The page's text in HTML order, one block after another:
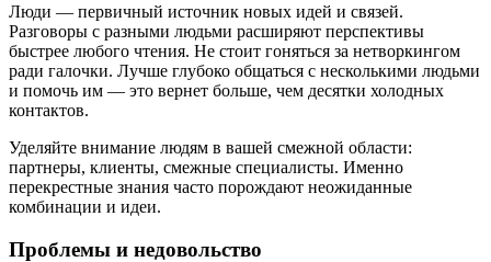
Люди — первичный источник новых идей и связей.
Разговоры с разными людьми расширяют перспективы
быстрее любого чтения. Не стоит гоняться за нетворкингом
ради галочки. Лучше глубоко общаться с несколькими людьми
и помочь им — это вернет больше, чем десятки холодных
контактов.
Уделяйте внимание людям в вашей смежной области:
партнеры, клиенты, смежные специалисты. Именно
перекрестные знания часто порождают неожиданные
комбинации и идеи.
Проблемы и недовольство